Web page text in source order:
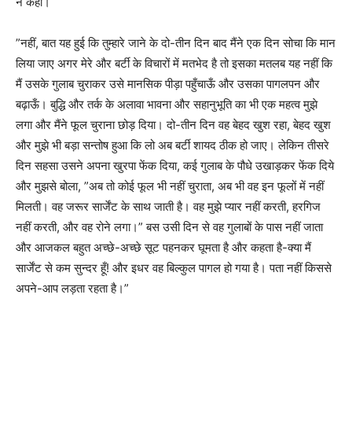
”नहीं, बात यह हुई कि तुम्हारे जाने के दो-तीन दिन बाद मैंने एक दिन सोचा कि मान
लिया जाए अगर मेरे और बर्टी के विचारों में मतभेद है तो इसका मतलब यह नहीं कि
मैं उसके गुलाब चुराकर उसे मानसिक पीड़ा पहुँचाऊँ और उसका पागलपन और
बढ़ाऊँ। बुद्धि और तर्क के अलावा भावना और सहानुभूति का भी एक महत्व मुझे
लगा और मैंने फूल चुराना छोड़ दिया। दो-तीन दिन वह बेहद खुश रहा, बेहद खुश
और मुझे भी बड़ा सन्तोष हुआ कि लो अब बर्टी शायद ठीक हो जाए। लेकिन तीसरे
दिन सहसा उसने अपना खुरपा फेंक दिया, कई गुलाब के पौधे उखाड़कर फेंक दिये
और मुझसे बोला, ”अब तो कोई फूल भी नहीं चुराता, अब भी वह इन फूलों में नहीं
मिलती। वह जरूर सार्जेंट के साथ जाती है। वह मुझे प्यार नहीं करती, हरगिज
नहीं करती, और वह रोने लगा।” बस उसी दिन से वह गुलाबों के पास नहीं जाता
और आजकल बहुत अच्छे-अच्छे सूट पहनकर घूमता है और कहता है-क्या मैं
सार्जेंट से कम सुन्दर हूँ! और इधर वह बिल्कुल पागल हो गया है। पता नहीं किससे
अपने-आप लड़ता रहता है।”